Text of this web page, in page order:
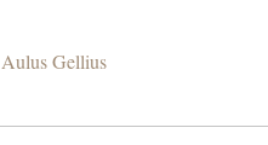
Aulus Gellius